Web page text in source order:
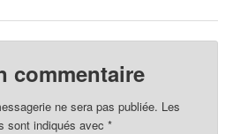
commentaire
ne sera pas publiée. Les
sont indiqués avec*